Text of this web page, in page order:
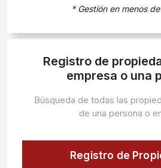
* Gestión en menos
Registro de
empresa o una
Búsqueda de todas las
de una persona o
Registro de